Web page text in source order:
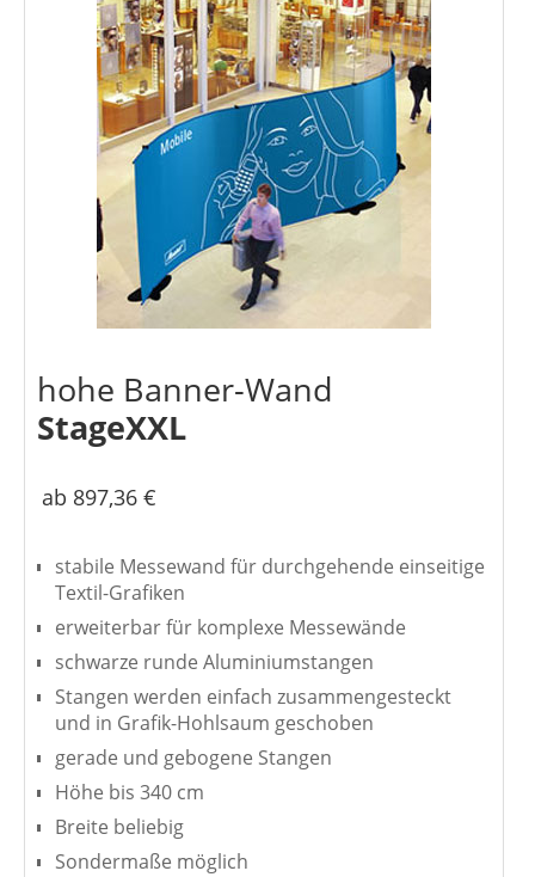
hohe Banner-Wand
StageXXL
ab 897,36 €
stabile Messewand für durchgehende einseitige
Textil-Grafiken
erweiterbar für komplexe Messewände
schwarze runde Aluminiumstangen
Stangen werden einfach zusammengesteckt
und in Grafik-Hohlsaum geschoben
gerade und gebogene Stangen
Höhe bis 340 cm
Breite beliebig
Sondermaße möglich